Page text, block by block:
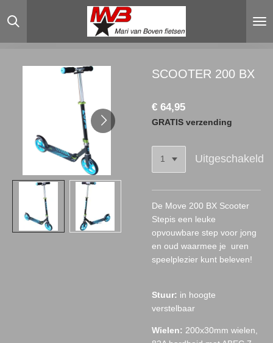
direct
hoofdinhoud
SCOOTER 200 BX
€ 64,95
GRATIS verzending
Uitgeschakeld
De Move 200 BX Scooter
Stepis een leuke
opvouwbare step voor jong
en oud waarmee je uren
speelplezier kunt beleven!
Stuur: in hoogte
verstelbaar
Wielen: 200x30mm wielen,